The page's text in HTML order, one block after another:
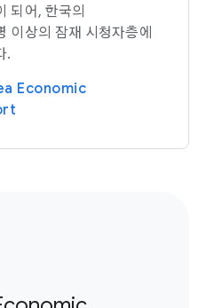
되어, 한국의
이상의 잠재 시청자층에
.
Economic